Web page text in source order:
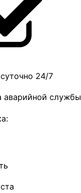
24/7
аварийной службы